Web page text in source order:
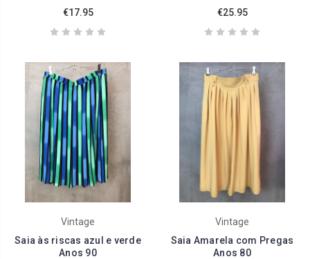
€17.95
€25.95
Vintage
Saia às riscas azul e verde
Anos 90
Vintage
Saia Amarela com Pregas
Anos 80